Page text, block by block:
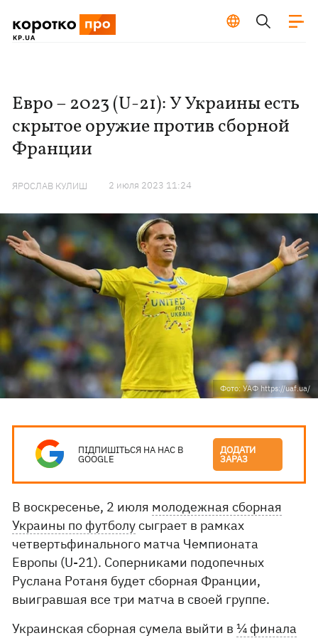
Евро – 2023 (U-21): У Украины есть
скрытое оружие против сборной
Франции
ЯРОСЛАВ КУЛИШ 2 июля 2023 11:24
Фото: УАФ https://uaf.ua/
ПІДПИШІТЬСЯ НА НАС В
GOOGLE
ДОДАТИ
ЗАРАЗ
В воскресенье, 2 июля молодежная сборная
Украины по футболусыграет в рамках
четвертьфинального матча Чемпионата
Европы (U-21). Соперниками подопечных
Руслана Ротаня будет сборная Франции,
выигравшая все три матча в своей группе.
Украинская сборная сумела выйти в¼ финала